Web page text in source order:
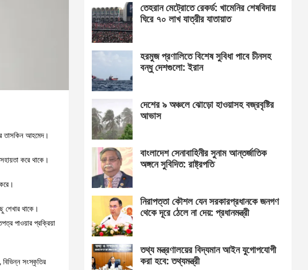
তাসকিন আহমেদ।
করে থাকে।
শেখার থাকে।
পাওয়ার প্রক্রিয়া
বিভিন্ন সংস্কৃতির
তেহরান মেট্রোতে রেকর্ড: খামেনির শেষবিদায়
ঘিরে ৭০ লাখ যাত্রীর যাতায়াত
হরমুজ প্রণালিতে বিশেষ সুবিধা পাবে চীনসহ
বন্ধু দেশগুলো: ইরান
দেশের ৯ অঞ্চলে ঝোড়ো হাওয়াসহ বজ্রবৃষ্টির
আভাস
বাংলাদেশ সেনাবাহিনীর সুনাম আন্তর্জাতিক
অঙ্গনে সুবিদিত: রাষ্ট্রপতি
নিরাপত্তা কৌশল যেন সরকারপ্রধানকে জনগণ
থেকে দূরে ঠেলে না দেয়: প্রধানমন্ত্রী
তথ্য মন্ত্রণালয়ের বিদ্যমান আইন যুগোপযোগী
করা হবে: তথ্যমন্ত্রী